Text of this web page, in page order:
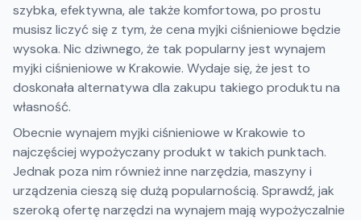
szybka, efektywna, ale także komfortowa, po prostu
musisz liczyć się z tym, że cena myjki ciśnieniowe będzie
wysoka. Nic dziwnego, że tak popularny jest wynajem
myjki ciśnieniowe w Krakowie. Wydaje się, że jest to
doskonała alternatywa dla zakupu takiego produktu na
własność.
Obecnie wynajem myjki ciśnieniowe w Krakowie to
najczęściej wypożyczany produkt w takich punktach.
Jednak poza nim również inne narzędzia, maszyny i
urządzenia cieszą się dużą popularnością. Sprawdź, jak
szeroką ofertę narzędzi na wynajem mają wypożyczalnie